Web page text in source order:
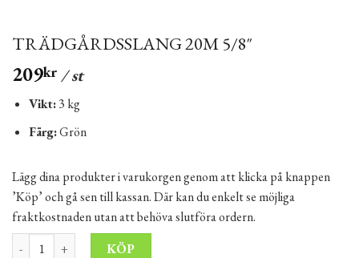
TRÄDGÅRDSSLANG 20M 5/8″
209kr / st
Vikt:3 kg
Färg:Grön
Lägg dina produkter i varukorgen genom att klicka på knappen
’Köp’ och gå sen till kassan. Där kan du enkelt se möjliga
fraktkostnaden utan att behöva slutföra ordern.
TRÄDGÅRDSSLANG 20M 5/8" mängd
KÖP